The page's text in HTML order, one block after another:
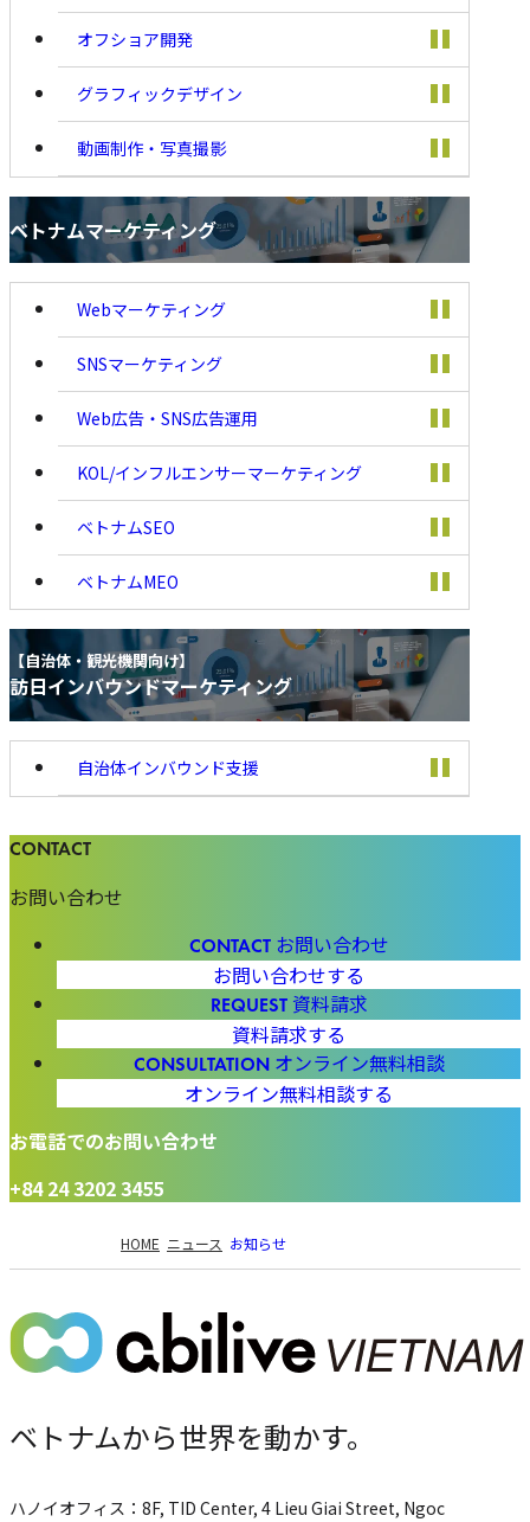
オフショア開発
グラフィックデザイン
動画制作・写真撮影
ベトナムマーケティング ベトナムマーケティング
Webマーケティング
SNSマーケティング
Web広告・SNS広告運用
KOL/インフルエンサーマーケティング
ベトナムSEO
ベトナムMEO
【自治体・観光機関向け】
訪日インバウンドマーケティング
【自治体・観光機関向
け】
訪日インバウンドマー
ケティング
自治体インバウンド支援
お問い合わせ
お問い合わせ
お問い合わせする
資料請求
資料請求する
オンライン無料相談
オンライン無料相談する
お電話でのお問い合わせ
+84 24 3202 3455
在
ペ
ー
ジ
位
HOME ニュース お知らせ
ベトナムから世界を動かす。
ハノイオフィス： 8F, TID Center, 4 Lieu Giai Street, Ngoc